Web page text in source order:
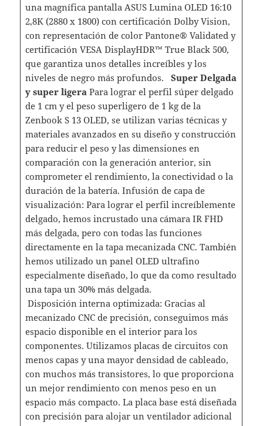
una magnífica pantalla ASUS Lumina OLED 16:10
2,8K (2880 x 1800) con certificación Dolby Vision,
con representación de color Pantone® Validated y
certificación VESA DisplayHDR™ True Black 500,
que garantiza unos detalles increíbles y los
niveles de negro más profundos. Super Delgada
y super ligera Para lograr el perfil súper delgado
de 1 cm y el peso superligero de 1 kg de la
Zenbook S 13 OLED, se utilizan varias técnicas y
materiales avanzados en su diseño y construcción
para reducir el peso y las dimensiones en
comparación con la generación anterior, sin
comprometer el rendimiento, la conectividad o la
duración de la batería. Infusión de capa de
visualización: Para lograr el perfil increíblemente
delgado, hemos incrustado una cámara IR FHD
más delgada, pero con todas las funciones
directamente en la tapa mecanizada CNC. También
hemos utilizado un panel OLED ultrafino
especialmente diseñado, lo que da como resultado
una tapa un 30% más delgada.
Disposición interna optimizada: Gracias al
mecanizado CNC de precisión, conseguimos más
espacio disponible en el interior para los
componentes. Utilizamos placas de circuitos con
menos capas y una mayor densidad de cableado,
con muchos más transistores, lo que proporciona
un mejor rendimiento con menos peso en un
espacio más compacto. La placa base está diseñada
con precisión para alojar un ventilador adicional